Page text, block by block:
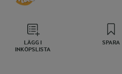
LÄGG I
INKÖPSLISTA
SPARA